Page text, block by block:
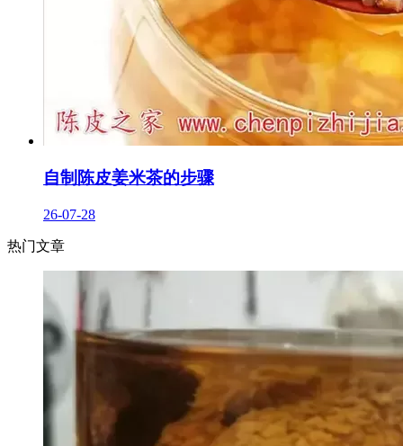
自制陈皮姜米茶的步骤
26-07-28
热门文章